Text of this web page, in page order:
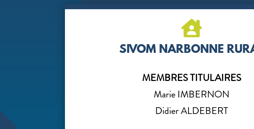

SIVOM NARBONNE
MEMBRES TITULAIRES
Marie IMBERNON
Didier ALDEBERT